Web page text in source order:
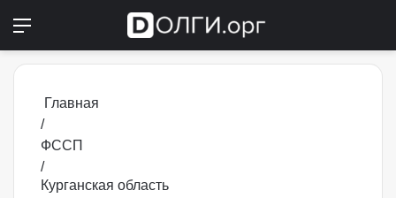
Главная
/
ФССП
/
Курганская область